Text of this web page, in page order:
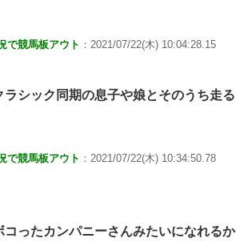
で競馬板アウト ：2021/07/22(木) 10:04:28.15
ラシック同期の息子や娘とそのうち走る
で競馬板アウト ：2021/07/22(木) 10:34:50.78
コったカンパニーさんみたいになれるか